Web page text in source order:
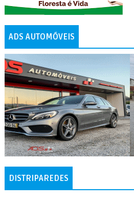
ADS AUTOMÓVEIS
DISTRIPAREDES